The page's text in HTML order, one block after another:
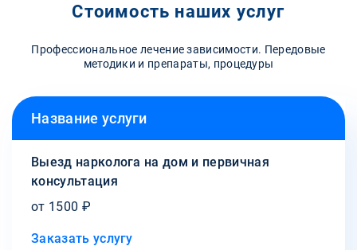
Стоимость наших услуг
Профессиональное лечение зависимости. Передовые
методики и препараты, процедуры
Название услуги
Выезд нарколога на дом и первичная
консультация
от 1500 ₽
Заказать услугу